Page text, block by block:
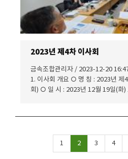
이사회 위임(안) 총회 부의(안) - 원안대로 의결하다. 제4호 의
안 : 2025년도 중소기업자간 경쟁제품
안대로 의결하다. 제5호 의안 : 2024년도 조합추천 소액수의계
약 및 소기업 공동사업제품 추천한도 설정(안) 총회 부의(안
- 원안대로 의결하다. 제7호 의안 : 이사장 선출의 건 총회 부의
(안) - 전자투표를 활용하여 총회에서 선출하기로 하다. 제8
의안 : 임원(이사,감사) 선출의 건 총
회에서 선출하기로 하다. 제9호 의안 : 전무이사 추천의 건 - 강
홍식 전무이사가 연임하는 것으로 추천하다. 제
대표이사를 선정하는 것으로 의결하다. 기 타 사 항 : 제
2023년 제4차 이사회
금속조합관리자 / 2023-12-20
1. 이사회 개요 ○ 명 칭 : 2023년 제4차 이사회 (비상대책위원
회) ○ 일 시 : 2023년 12월 19일(화) 16:00 ○ 장 소 : 조합 회의
미 전무이사 강 홍 식 (서면결의) 이 사 박 영 수 이 사 백 운 기
〃 이 성 형 2. 의안심의 결과 제1호 의안 : 2023년도 추가경정
1 2 3 4